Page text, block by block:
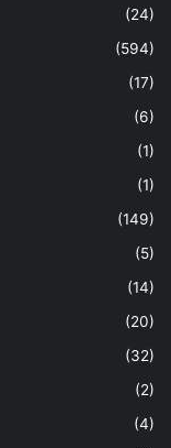
(24)
(594)
(17)
(6)
(1)
(1)
(149)
(5)
(14)
(20)
(32)
(2)
(4)